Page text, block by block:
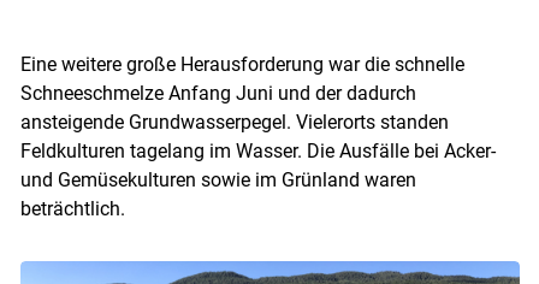
Eine weitere große Herausforderung war die schnelle
Schneeschmelze Anfang Juni und der dadurch
ansteigende Grundwasserpegel. Vielerorts standen
Feldkulturen tagelang im Wasser. Die Ausfälle bei Acker-
und Gemüsekulturen sowie im Grünland waren
beträchtlich.